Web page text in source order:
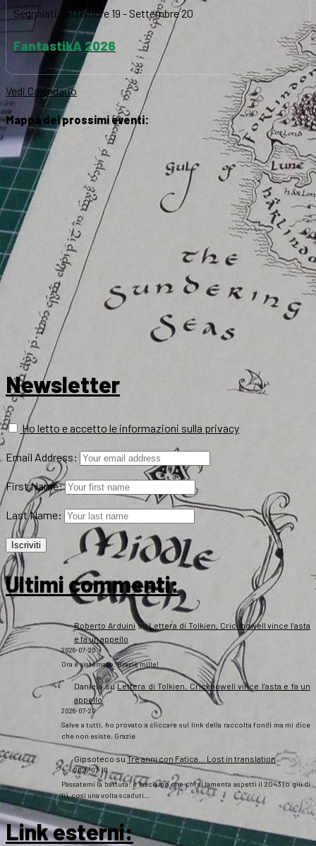
Segnalati Settembre 19 - Settembre 20
FantastikA 2026
Vedi Calendario
Mappa dei prossimi eventi:
Newsletter
Ho letto e accetto le informazioni sulla privacy
Email Address:
First Name:
Last Name:
Ultimi commenti:
Roberto ArduinisuLettera di Tolkien, Crickhowell vince l’asta
e fa un appello
2026-07-20
Ora è sistemato. Grazie mille!
DanielasuLettera di Tolkien, Crickhowell vince l’asta e fa un
appello
2026-07-20
Salve a tutti, ho provato a cliccare sul link della raccolta fondi ma mi dice
che non esiste. Grazie
GipsotecosuTre anni con Fatica… Lost in translation
2026-07-10
Passatemi la battuta: e lasciamo che chi si lamenta aspetti il 2043 (o giù di
lì), così una volta scaduti…
Link esterni: